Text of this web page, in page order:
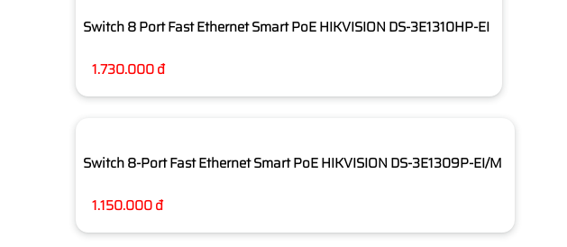
Switch 8 Port Fast Ethernet Smart PoE HIKVISION DS-3E1310HP-EI
1.730.000 đ
Switch 8-Port Fast Ethernet Smart PoE HIKVISION DS-3E1309P-EI/M
1.150.000 đ